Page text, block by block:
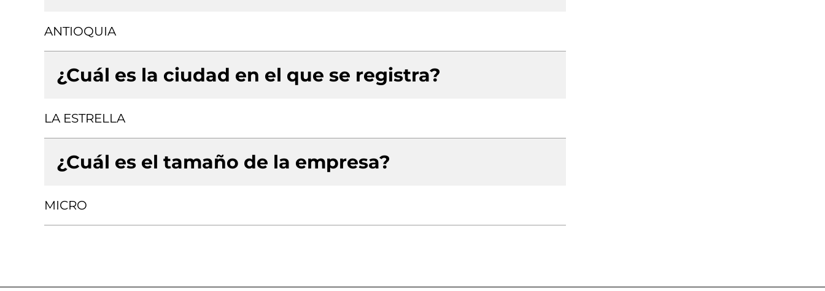
ANTIOQUIA
¿Cuál es la ciudad en el que se registra?
LA ESTRELLA
¿Cuál es el tamaño de la empresa?
MICRO